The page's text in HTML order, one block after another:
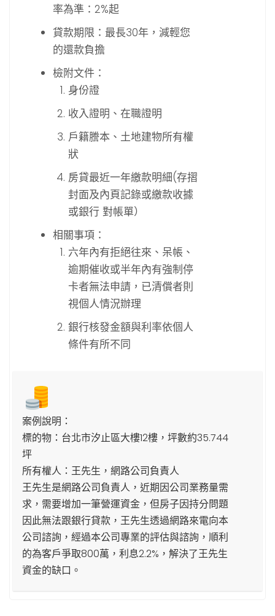
率為準：2%起
貸款期限：最長30年，減輕您
的還款負擔
檢附文件：
身份證
收入證明、在職證明
戶籍謄本、土地建物所有權
狀
房貸最近一年繳款明細(存摺
封面及內頁記錄或繳款收據
或銀行 對帳單）
相關事項：
六年內有拒絕往來、呆帳、
逾期催收或半年內有強制停
卡者無法申請，已清償者則
視個人情況辦理
銀行核發金額與利率依個人
條件有所不同
案例說明：
標的物：台北市汐止區大樓12樓，坪數約35.744
坪
所有權人：王先生，網路公司負責人
王先生是網路公司負責人，近期因公司業務量需
求，需要增加一筆營運資金，但房子因持分問題
因此無法跟銀行貸款，王先生透過網路來電向本
公司諮詢，經過本公司專業的評估與諮詢，順利
的為客戶爭取800萬，利息2.2%，解決了王先生
資金的缺口。